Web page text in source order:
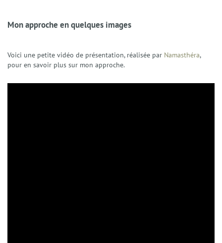
Mon approche en quelques images
Voici une petite vidéo de présentation, réalisée par Namasthéra,
pour en savoir plus sur mon approche.